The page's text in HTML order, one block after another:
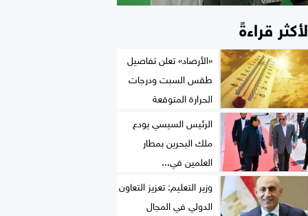
قراءةً
«الأرصاد» تعلن تفاصيل
طقس السبت ودرجات
الحرارة المتوقعة
الرئيس السيسي يودع
ملك البحرين بمطار
العلمين في...
وزير التعليم: تعزيز التعاون
الدولي في المجال